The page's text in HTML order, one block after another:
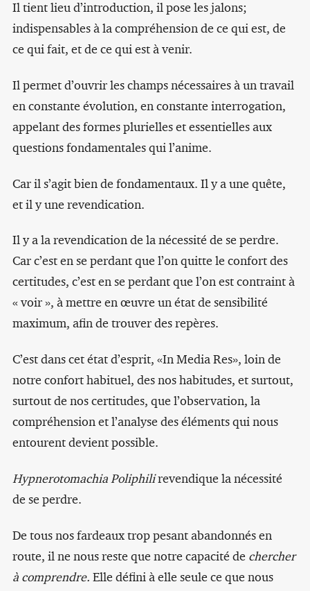
Il tient lieu d’introduction, il pose les jalons;
indispensables à la compréhension de ce qui est, de
ce qui fait, et de ce qui est à venir.
Il permet d’ouvrir les champs nécessaires à un travail
en constante évolution, en constante interrogation,
appelant des formes plurielles et essentielles aux
questions fondamentales qui l’anime.
Car il s’agit bien de fondamentaux. Il y a une quête,
et il y une revendication.
Il y a la revendication de la nécessité de se perdre.
Car c’est en se perdant que l’on quitte le confort des
certitudes, c’est en se perdant que l’on est contraint à
« voir », à mettre en œuvre un état de sensibilité
maximum, afin de trouver des repères.
C’est dans cet état d’esprit, «In Media Res», loin de
notre confort habituel, des nos habitudes, et surtout,
surtout de nos certitudes, que l’observation, la
compréhension et l’analyse des éléments qui nous
entourent devient possible.
Hypnerotomachia Poliphilirevendique la nécessité
de se perdre.
De tous nos fardeaux trop pesant abandonnés en
route, il ne nous reste que notre capacité de chercher
à comprendre. Elle défini à elle seule ce que nous